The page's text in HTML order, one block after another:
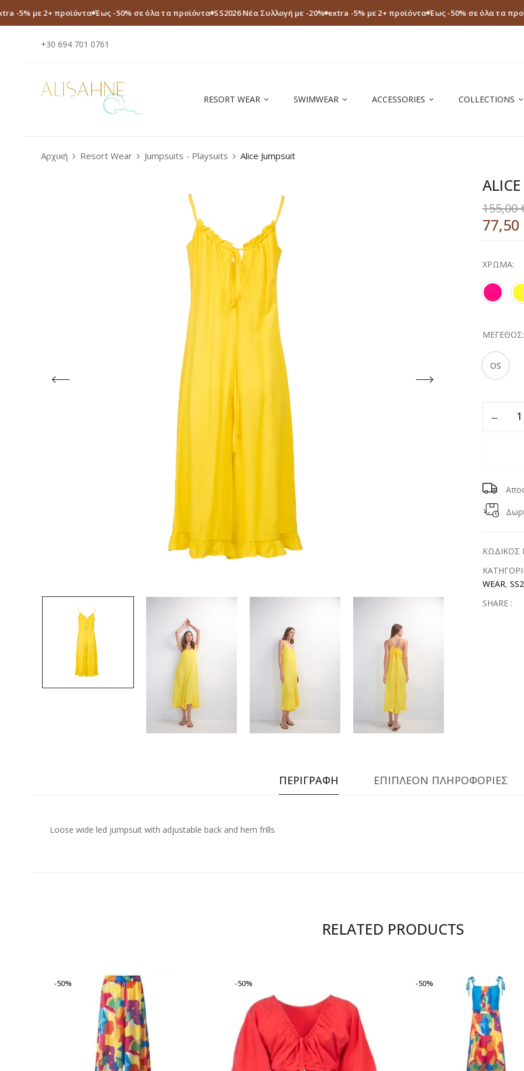
-5% με 2+ προϊόντα Έως -50% σε όλα τα προϊόντα SS2026 Νέα Συλλογή με -20% extra -5% με 2+ προϊόντα Έως -50% σε όλα τα
+30 694 701 0761
RESORT WEAR SWIMWEAR ACCESSORIES COLLECTIONS
Αρχική Resort Wear Jumpsuits - Playsuits Alice Jumpsuit
155,00
77,50
ΧΡΏΜΑ
ΜΈΓΕΘΟΣ
OS
ΚΩΔΙΚΟΣ
WEAR,
SHARE :
ΠΕΡΙΓΡΑΦΗ ΕΠΙΠΛΕΟΝ ΠΛΗΡΟΦΟΡΙΕΣ
Loose wide led jumpsuit with adjustable back and hem frills
RELATED PRODUCTS
-50% -50% -50%